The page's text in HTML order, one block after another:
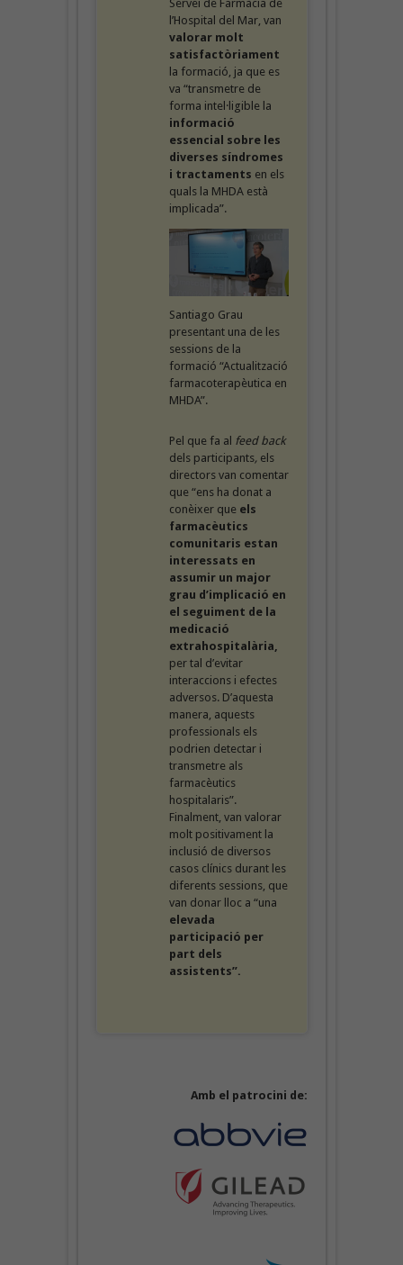
Servei de Farmàcia de
l’Hospital del Mar, van
valorar molt
satisfactòriament
la formació, ja que es
va “transmetre de
forma intel·ligible la
informació
essencial sobre les
diverses síndromes
i tractaments en els
quals la MHDA està
implicada”.
Santiago Grau
presentant una de les
sessions de la
formació “Actualització
farmacoterapèutica en
MHDA”.
Pel que fa al feed back
dels participants, els
directors van comentar
que “ens ha donat a
conèixer que els
farmacèutics
comunitaris estan
interessats en
assumir un major
grau d’implicació en
el seguiment de la
medicació
extrahospitalària,
per tal d’evitar
interaccions i efectes
adversos. D’aquesta
manera, aquests
professionals els
podrien detectar i
transmetre als
farmacèutics
hospitalaris”.
Finalment, van valorar
molt positivament la
inclusió de diversos
casos clínics durant les
diferents sessions, que
van donar lloc a “una
elevada
participació per
part dels
assistents”.
Amb el patrocini de: